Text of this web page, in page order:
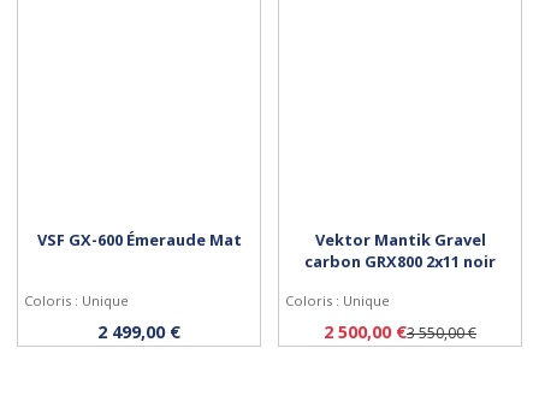
Personnaliser
VSF GX-600 Émeraude Mat
Coloris : Unique
2 499,00 € Personnaliser
Vektor Mantik Gravel
carbon GRX800 2x11 noir
Coloris : Unique
2 500,00 €3 550,00 €